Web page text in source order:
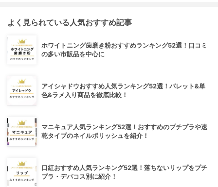
よく見られている人気おすすめ記事
ホワイトニング歯磨き粉おすすめランキング52選！口コミ
の多い市販品を中心に
アイシャドウおすすめ人気ランキング52選！パレット&単
色&ラメ入り商品を徹底比較！
マニキュア人気ランキング52選！おすすめのプチプラや速
乾タイプのネイルポリッシュを紹介！
口紅おすすめ人気ランキング52選！落ちないリップをプチ
プラ・デパコス別に紹介！